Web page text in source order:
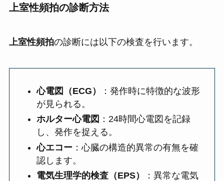
上室性頻拍の診断方法
上室性頻拍の診断には以下の検査を行います。
心電図（ECG）
：発作時に特徴的な波形
が見られる。
ホルター心電図 ：24時間心電図を記録
し、発作を捉える。
心エコー：心臓の構造的異常の有無を確
認します。
電気生理学的検査（EPS）
：異常な電気